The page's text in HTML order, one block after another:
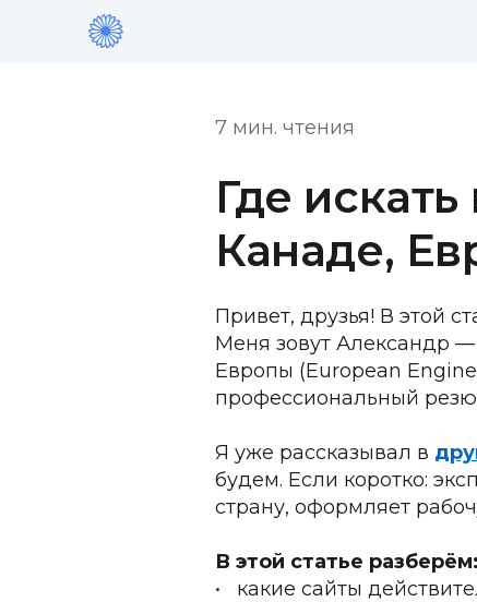
7 мин. чтения
Где
Канаде,
Привет, друзья! В этой
Меня зовут Александр
Европы (European
профессиональный
Я уже рассказывал в
будем. Если коротко:
страну, оформляет
В этой статье разберём:
•	какие сайты